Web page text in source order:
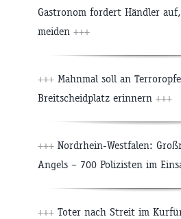
Gastronom fordert Händler
meiden +++
+++ Mahnmal soll an
Breitscheidplatz erinnern +++
+++ Nordrhein-Westfalen:
Angels – 700 Polizisten im
+++ Toter nach Streit im